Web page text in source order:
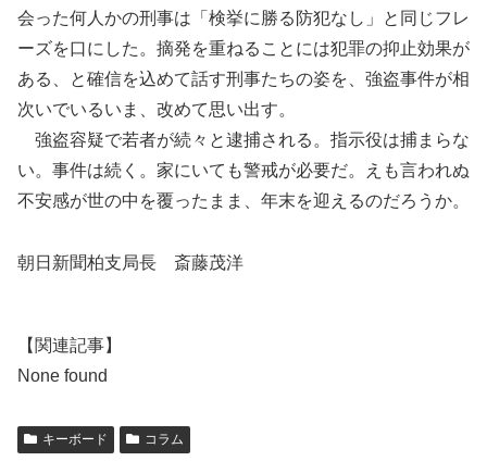
会った何人かの刑事は「検挙に勝る防犯なし」と同じフレ
ーズを口にした。摘発を重ねることには犯罪の抑止効果が
ある、と確信を込めて話す刑事たちの姿を、強盗事件が相
次いでいるいま、改めて思い出す。
強盗容疑で若者が続々と逮捕される。指示役は捕まらな
い。事件は続く。家にいても警戒が必要だ。えも言われぬ
不安感が世の中を覆ったまま、年末を迎えるのだろうか。
朝日新聞柏支局長 斎藤茂洋
【関連記事】
None found
キーボード コラム